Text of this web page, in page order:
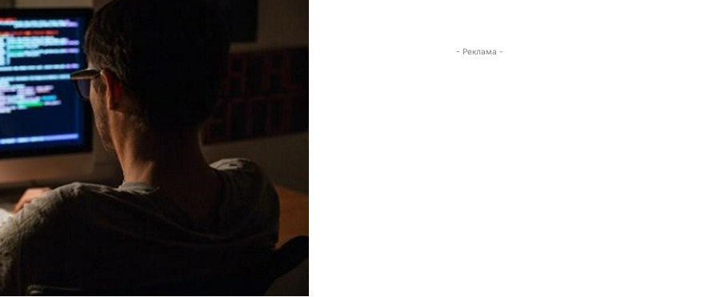
- Реклама -